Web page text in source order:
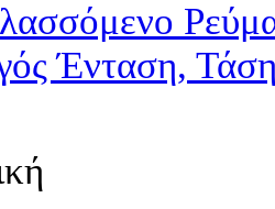
Ένταση,